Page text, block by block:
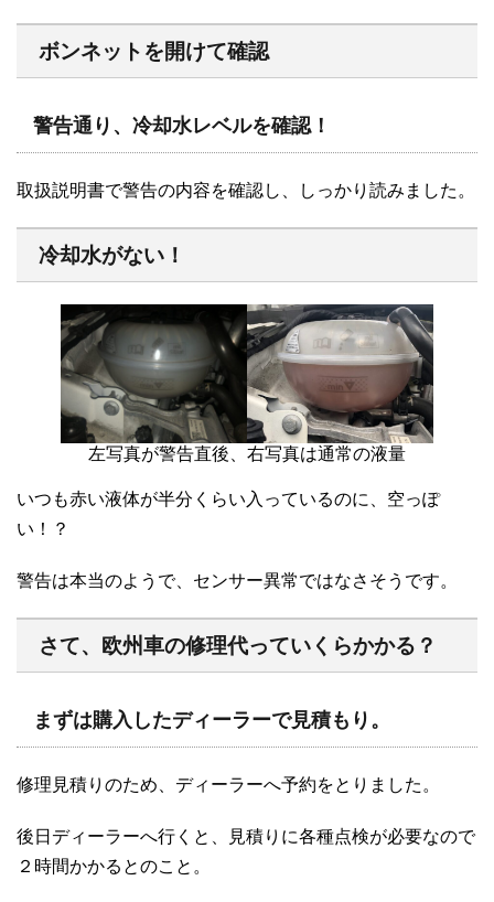
ボンネットを開けて確認
警告通り、冷却水レベルを確認！
取扱説明書で警告の内容を確認し、しっかり読みました。
冷却水がない！
左写真が警告直後、右写真は通常の液量
いつも赤い液体が半分くらい入っているのに、空っぽ
い！？
警告は本当のようで、センサー異常ではなさそうです。
さて、欧州車の修理代っていくらかかる？
まずは購入したディーラーで見積もり。
修理見積りのため、ディーラーへ予約をとりました。
後日ディーラーへ行くと、見積りに各種点検が必要なので
２時間かかるとのこと。